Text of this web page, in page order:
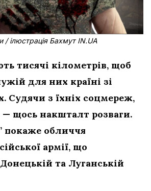
/ ілюстрація Бахмут IN.UA
тисячі кілометрів, щоб
для них країні зі
Судячи з їхніх соцмереж,
щось накшталт розваги.
покаже обличчя
армії, що
та Луганській